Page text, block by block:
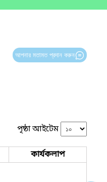
আপনার মতামত প্রদান করুন
পৃষ্ঠা আইটেম
কার্যকলাপ